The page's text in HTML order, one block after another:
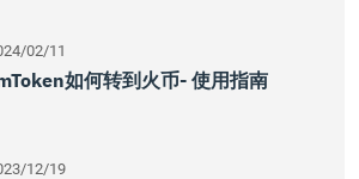
02/11
如何转到火币- 使用指南
12/19